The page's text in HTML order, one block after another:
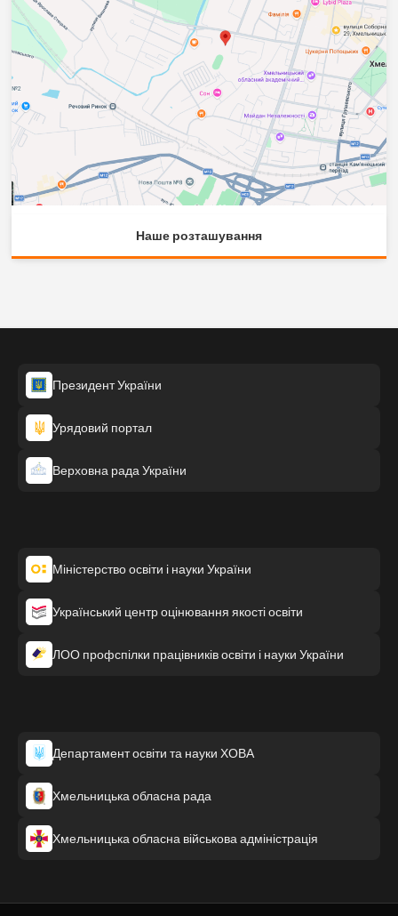
Наше розташування
Президент України
Урядовий портал
Верховна рада України
Міністерство освіти і науки України
Український центр оцінювання якості освіти
ЛОО профспілки працівників освіти і науки України
Департамент освіти та науки ХОВА
Хмельницька обласна рада
Хмельницька обласна військова адміністрація